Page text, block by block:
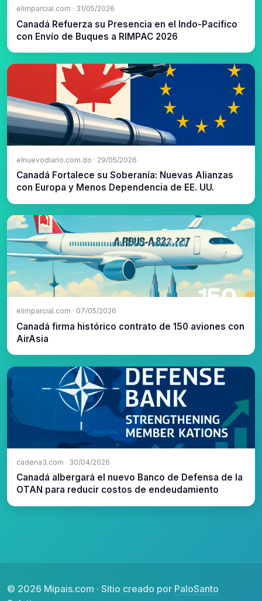
elimparcial.com · 31/05/2026
Canadá Refuerza su Presencia en el Indo-Pacífico
con Envío de Buques a RIMPAC 2026
elnuevodiario.com.do · 29/05/2026
Canadá Fortalece su Soberanía: Nuevas Alianzas
con Europa y Menos Dependencia de EE. UU.
elimparcial.com · 07/05/2026
Canadá firma histórico contrato de 150 aviones con
AirAsia
cadena3.com · 30/04/2026
Canadá albergará el nuevo Banco de Defensa de la
OTAN para reducir costos de endeudamiento
© 2026 Mipais.com · Sitio creado por PaloSanto